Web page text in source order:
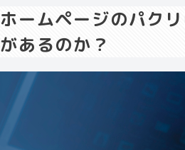
ホームページのパク
があるのか？​